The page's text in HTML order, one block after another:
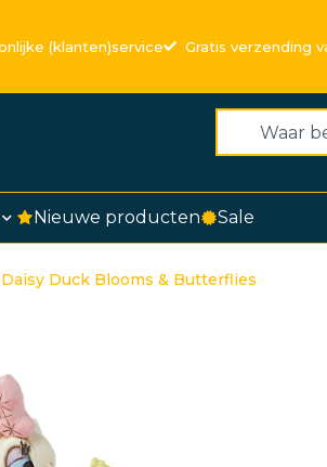
(klanten)service Gratis verzending
Nieuwe producten Sale
Duck Blooms & Butterflies